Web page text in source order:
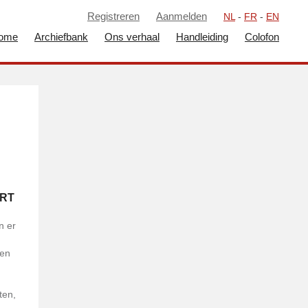
Registreren Aanmelden NL - FR - EN
Archiefbank Ons verhaal Handleiding Colofon
er